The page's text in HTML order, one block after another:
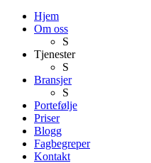
Hjem
Om oss
S
Tjenester
S
Bransjer
S
Portefølje
Priser
Blogg
Fagbegreper
Kontakt